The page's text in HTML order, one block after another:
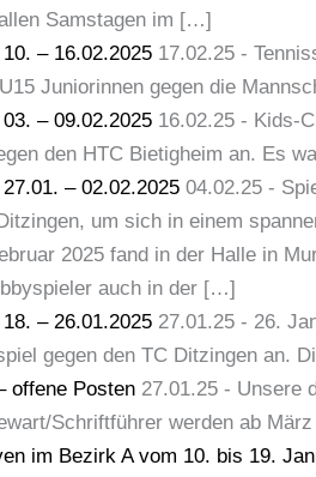
Samstagen im […]
– 16.02.2025 17.02.25 -
Juniorinnen gegen die
– 09.02.2025 16.02.25 - Kids-
den HTC Bietigheim an. Es
– 02.02.2025 04.02.25 -
um sich in einem
2025 fand in der Halle in
auch in der […]
– 26.01.2025 27.01.25 - 26.
gegen den TC Ditzingen an.
offene Posten 27.01.25 - Unsere
Schriftführer werden ab
im Bezirk A vom 10. bis 19.